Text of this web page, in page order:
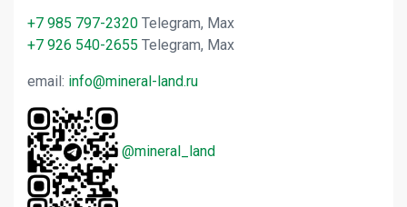
+7 985 797-2320 Telegram, Max
+7 926 540-2655 Telegram, Max
email: info@mineral-land.ru
@mineral_land